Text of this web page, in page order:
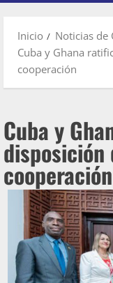
Inicio
Noticias de
Cuba y Ghana
cooperación
Cuba y
disposición
cooperación